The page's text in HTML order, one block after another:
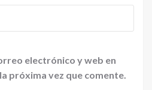
electrónico y web en
próxima vez que comente.